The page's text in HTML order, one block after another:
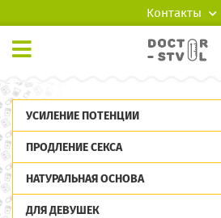
Контакты
УСИЛЕНИЕ ПОТЕНЦИИ
ПРОДЛЕНИЕ СЕКСА
НАТУРАЛЬНАЯ ОСНОВА
ДЛЯ ДЕВУШЕК